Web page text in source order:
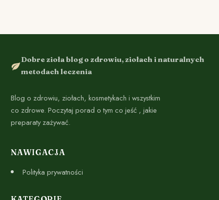
Dobre zioła blog o zdrowiu, ziołach i naturalnych
metodach leczenia
Blog o zdrowiu, ziołach, kosmetykach i wszystkim
co zdrowe. Poczytaj porad o tym co jeść , jakie
preparaty zażywać.
NAWIGACJA
Polityka prywatności